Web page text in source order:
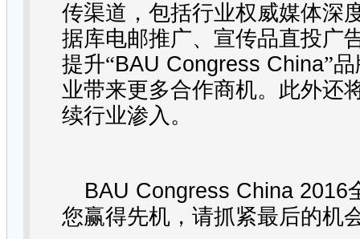
传渠道，包括行业权威媒体深
据库电邮推广、宣传品直投广
提升“BAU Congress China”
业带来更多合作商机。此外还
续行业渗入。
BAU Congress China 2016
您赢得先机，请抓紧最后的机